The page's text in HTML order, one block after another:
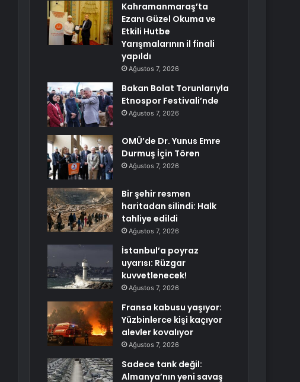
Kahramanmaraş’ta
Ezanı Güzel Okuma ve
Etkili Hutbe
Yarışmalarının il finali
yapıldı
Ağustos 7, 2026
Bakan Bolat Torunlarıyla
Etnospor Festivali’nde
Ağustos 7, 2026
OMÜ’de Dr. Yunus Emre
Durmuş İçin Tören
Ağustos 7, 2026
Bir şehir resmen
haritadan silindi: Halk
tahliye edildi
Ağustos 7, 2026
İstanbul’a poyraz
uyarısı: Rüzgar
kuvvetlenecek!
Ağustos 7, 2026
Fransa kabusu yaşıyor:
Yüzbinlerce kişi kaçıyor
alevler kovalıyor
Ağustos 7, 2026
Sadece tank değil:
Almanya’nın yeni savaş